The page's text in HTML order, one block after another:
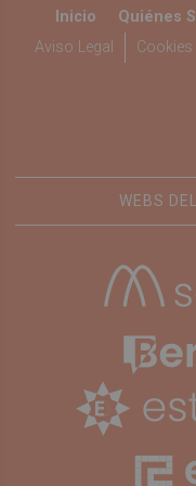
Inicio Quiénes
Aviso Legal
Cookies
WEBS